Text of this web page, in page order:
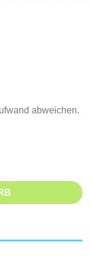
abweichen.